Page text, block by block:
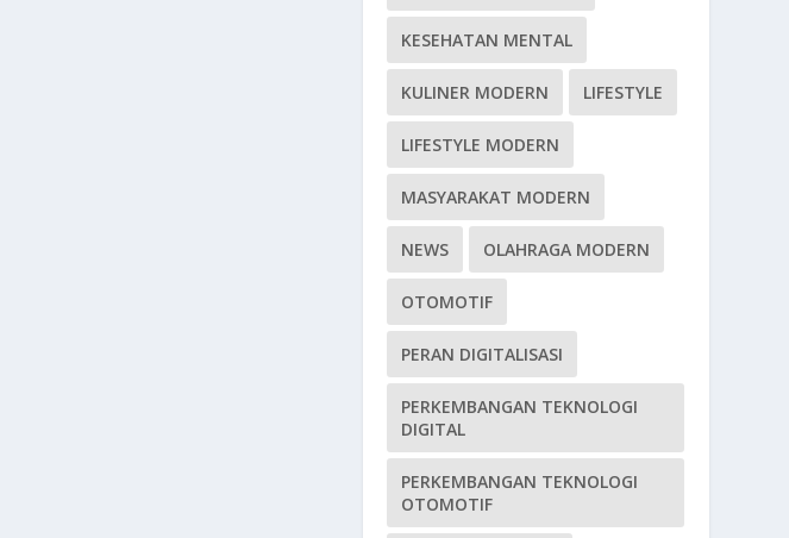
KESEHATAN MENTAL
KULINER MODERN LIFESTYLE
LIFESTYLE MODERN
MASYARAKAT MODERN
NEWS OLAHRAGA MODERN
OTOMOTIF
PERAN DIGITALISASI
PERKEMBANGAN TEKNOLOGI
DIGITAL
PERKEMBANGAN TEKNOLOGI
OTOMOTIF